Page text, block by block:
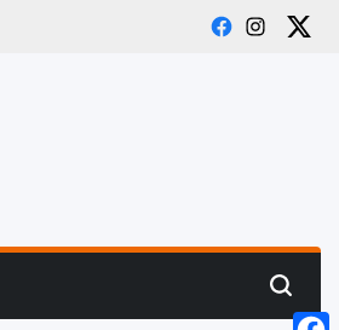
FacebookX
Search